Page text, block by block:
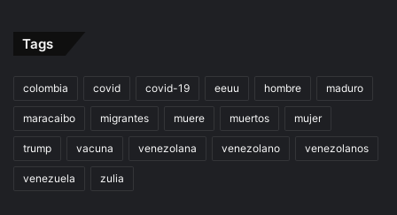
Tags
colombia covid covid-19 eeuu hombre maduro
maracaibo migrantes muere muertos mujer
trump vacuna venezolana venezolano venezolanos
venezuela zulia